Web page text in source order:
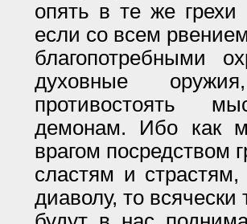
опять в те же
если со всем
благопотребными
духовные
противостоять
демонам. Ибо как
врагом посредством
сластям и
диаволу, то